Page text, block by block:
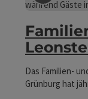
Beitrag
Das Familien-
Grünburg hat